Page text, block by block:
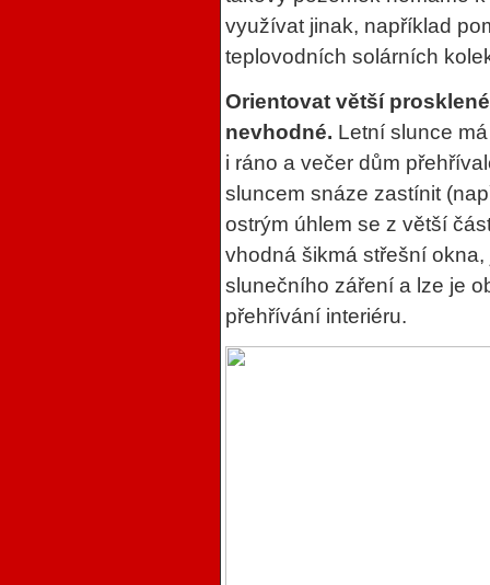
využívat jinak, například
teplovodních solárních
Orientovat větší
nevhodné. Letní slunce
i ráno a večer dům
sluncem snáze zastínit
ostrým úhlem se z větší
vhodná šikmá střešní
slunečního záření a lze je
přehřívání interiéru.